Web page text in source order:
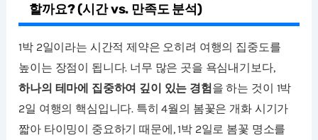
할까요? (시간 vs. 만족도 분석)
1박 2일이라는 시간적 제약은 오히려 여행의 집중도를
높이는 장점이 됩니다. 너무 많은 곳을 욕심내기보다,
하나의 테마에 집중하여 깊이 있는 경험을 하는 것이 1박
2일 여행의 핵심입니다. 특히 4월의 봄꽃은 개화 시기가
짧아 타이밍이 중요하기 때문에, 1박 2일로 봄꽃 명소를